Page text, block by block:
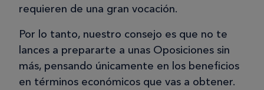
requieren de una gran vocación.
Por lo tanto, nuestro consejo es que no te
lances a prepararte a unas Oposiciones sin
más, pensando únicamente en los beneficios
en términos económicos que vas a obtener.